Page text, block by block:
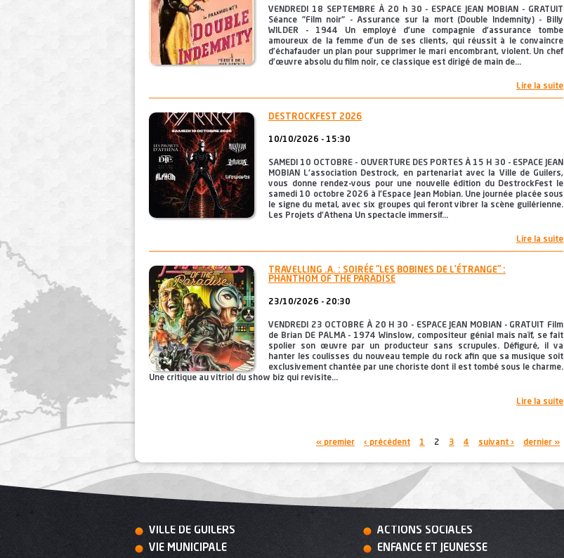
VENDREDI 18 SEPTEMBRE À 20 h 30 - ESPACE JEAN MOBIAN - GRATUIT
Séance "Film noir" - Assurance sur la mort (Double Indemnity) - Billy
WILDER - 1944 Un employé d’une compagnie d’assurance tombe
amoureux de la femme d’un de ses clients, qui réussit à le convaincre
d’échafauder un plan pour supprimer le mari encombrant, violent. Un chef
d'œuvre absolu du film noir, ce classique est dirigé de main de...
Lire la suite
DESTROCKFEST 2026
10/10/2026 - 15:30
SAMEDI 10 OCTOBRE - OUVERTURE DES PORTES À 15 H 30 - ESPACE JEAN
MOBIAN L'association Destrock, en partenariat avec la Ville de Guilers,
vous donne rendez-vous pour une nouvelle édition du DestrockFest le
samedi 10 octobre 2026 à l'Espace Jean Mobian. Une journée placée sous
le signe du metal, avec six groupes qui feront vibrer la scène guilérienne.
Les Projets d'Athena Un spectacle immersif...
Lire la suite
TRAVELLING .A. : SOIRÉE "LES BOBINES DE L'ÉTRANGE" :
PHANTHOM OF THE PARADISE
23/10/2026 - 20:30
VENDREDI 23 OCTOBRE À 20 H 30 - ESPACE JEAN MOBIAN - GRATUIT Film
de Brian DE PALMA - 1974 Winslow, compositeur génial mais naïf, se fait
spolier son œuvre par un producteur sans scrupules. Défiguré, il va
hanter les coulisses du nouveau temple du rock afin que sa musique soit
exclusivement chantée par une choriste dont il est tombé sous le charme.
Une critique au vitriol du show biz qui revisite...
Lire la suite
« premier ‹ précédent 1 2 3 4 suivant › dernier »
VILLE DE GUILERS
ACTIONS SOCIALES
VIE MUNICIPALE
ENFANCE ET JEUNESSE